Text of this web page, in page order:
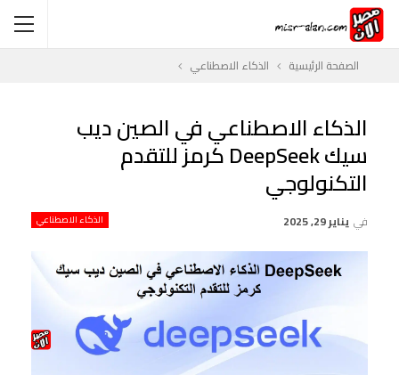
الصفحة الرئيسية الذكاء الاصطناعي
الذكاء الاصطناعي في الصين ديب
سيك DeepSeek كرمز للتقدم
التكنولوجي
الذكاء الاصطناعي في يناير 29, 2025